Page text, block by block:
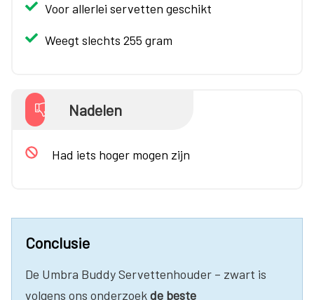
Voor allerlei servetten geschikt
Weegt slechts 255 gram
Nadelen
Had iets hoger mogen zijn
Conclusie
De Umbra Buddy Servettenhouder – zwart is
volgens ons onderzoekde beste